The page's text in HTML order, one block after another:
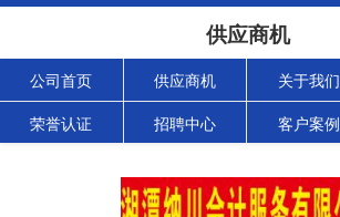
供应商机
公司首页 供应商机 关于我们
荣誉认证 招聘中心 客户案例